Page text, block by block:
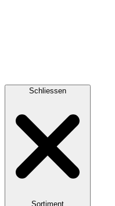
Schliessen
Sortiment